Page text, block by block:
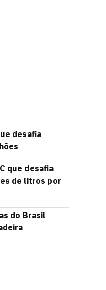
desafia
que desafia
de litros por
do Brasil